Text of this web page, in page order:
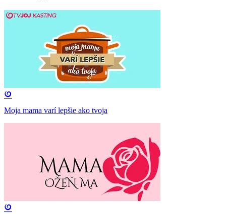
Moja mama varí lepšie ako tvoja